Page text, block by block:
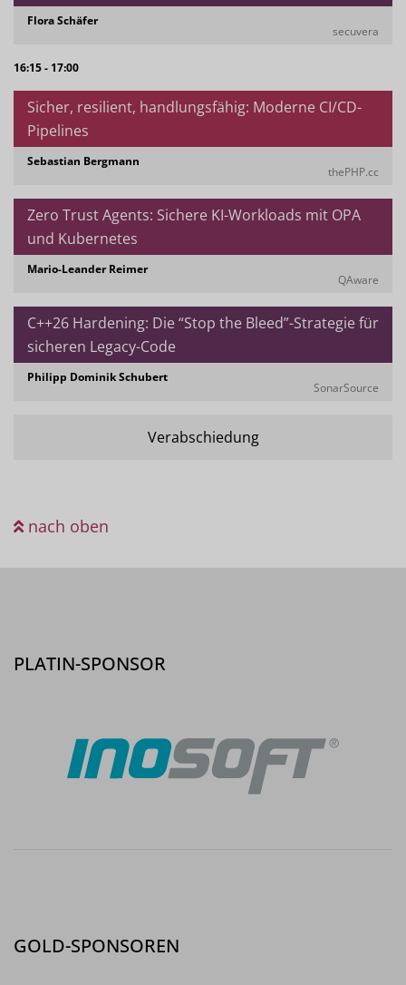
Flora Schäfer
secuvera
16:15 - 17:00
Sicher, resilient, handlungsfähig: Moderne CI/CD-
Pipelines
Sebastian Bergmann
thePHP.cc
Zero Trust Agents: Sichere KI-Workloads mit OPA
und Kubernetes
Mario-Leander Reimer
QAware
C++26 Hardening: Die “Stop the Bleed”-Strategie für
sicheren Legacy-Code
Philipp Dominik Schubert
SonarSource
Verabschiedung
nach oben
PLATIN-SPONSOR
GOLD-SPONSOREN